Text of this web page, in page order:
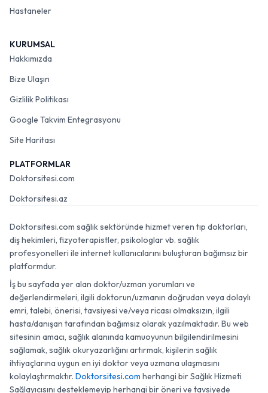
Hastaneler
KURUMSAL
Hakkımızda
Bize Ulaşın
Gizlilik Politikası
Google Takvim Entegrasyonu
Site Haritası
PLATFORMLAR
Doktorsitesi.com
Doktorsitesi.az
Doktorsitesi.com sağlık sektöründe hizmet veren tıp doktorları,
diş hekimleri, fizyoterapistler, psikologlar vb. sağlık
profesyonelleri ile internet kullanıcılarını buluşturan bağımsız bir
platformdur.
İş bu sayfada yer alan doktor/uzman yorumları ve
değerlendirmeleri, ilgili doktorun/uzmanın doğrudan veya dolaylı
emri, talebi, önerisi, tavsiyesi ve/veya ricası olmaksızın, ilgili
hasta/danışan tarafından bağımsız olarak yazılmaktadır. Bu web
sitesinin amacı, sağlık alanında kamuoyunun bilgilendirilmesini
sağlamak, sağlık okuryazarlığını artırmak, kişilerin sağlık
ihtiyaçlarına uygun en iyi doktor veya uzmana ulaşmasını
kolaylaştırmaktır. Doktorsitesi.com herhangi bir Sağlık Hizmeti
Sağlayıcısını desteklemeyip herhangi bir öneri ve tavsiyede